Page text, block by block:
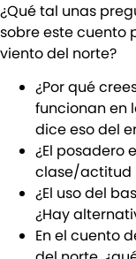
¿Qué tal unas
sobre este cuento
viento del norte?
¿Por qué
funcionan en
dice eso del
¿El posadero
clase/actitud
¿El uso del
¿Hay
En el cuento